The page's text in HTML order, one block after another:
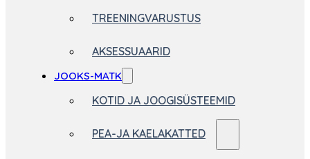
TREENINGVARUSTUS
AKSESSUAARID
JOOKS-MATK
KOTID JA JOOGISÜSTEEMID
PEA-JA KAELAKATTED